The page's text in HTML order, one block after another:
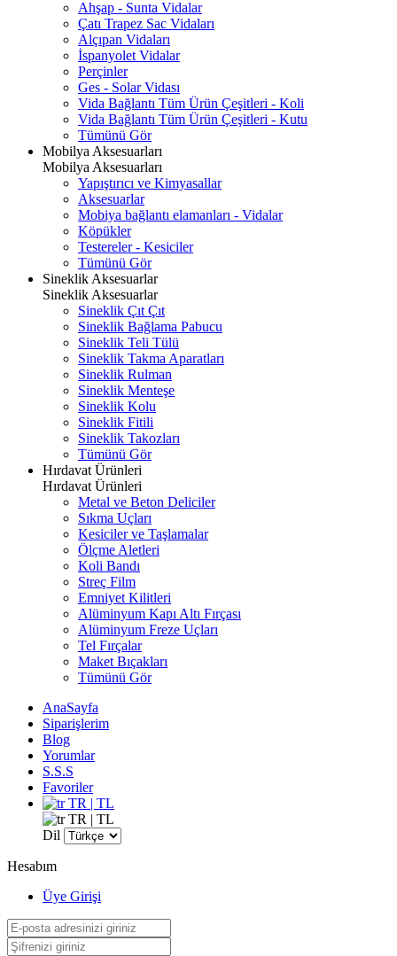
Ahşap - Sunta Vidalar
Çatı Trapez Sac Vidaları
Alçıpan Vidaları
İspanyolet Vidalar
Perçinler
Ges - Solar Vidası
Vida Bağlantı Tüm Ürün Çeşitleri - Koli
Vida Bağlantı Tüm Ürün Çeşitleri - Kutu
Tümünü Gör
Mobilya Aksesuarları
Mobilya Aksesuarları
Yapıştırıcı ve Kimyasallar
Aksesuarlar
Mobiya bağlantı elamanları - Vidalar
Köpükler
Testereler - Kesiciler
Tümünü Gör
Sineklik Aksesuarlar
Sineklik Aksesuarlar
Sineklik Çıt Çıt
Sineklik Bağlama Pabucu
Sineklik Teli Tülü
Sineklik Takma Aparatları
Sineklik Rulman
Sineklik Menteşe
Sineklik Kolu
Sineklik Fitili
Sineklik Takozları
Tümünü Gör
Hırdavat Ürünleri
Hırdavat Ürünleri
Metal ve Beton Deliciler
Sıkma Uçları
Kesiciler ve Taşlamalar
Ölçme Aletleri
Koli Bandı
Streç Film
Emniyet Kilitleri
Alüminyum Kapı Altı Fırçası
Alüminyum Freze Uçları
Tel Fırçalar
Maket Bıçakları
Tümünü Gör
AnaSayfa
Siparişlerim
Blog
Yorumlar
S.S.S
Favoriler
TR | TL
TR | TL
Dil
Hesabım
Üye Girişi